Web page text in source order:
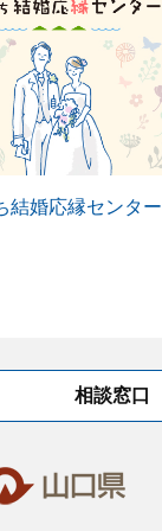
結婚応縁センター
相談窓口